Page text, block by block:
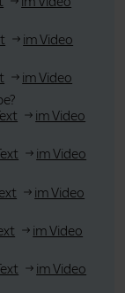
im Video
im Video
im Video
im Video
im Video
im Video
im Video